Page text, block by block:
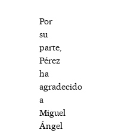
Por
su
parte,
Pérez
ha
agradecido
a
Miguel
Ángel